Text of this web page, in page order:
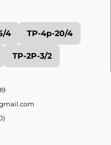
4 TP-4p-20/4
TP-2P-3/2